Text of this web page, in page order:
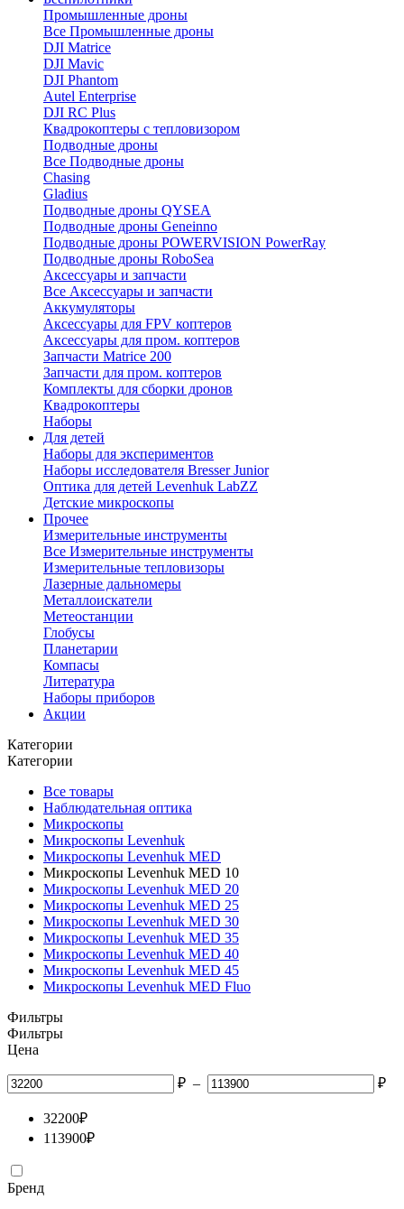
Промышленные дроны
Все Промышленные дроны
DJI Matrice
DJI Mavic
DJI Phantom
Autel Enterprise
DJI RC Plus
Квадрокоптеры с тепловизором
Подводные дроны
Все Подводные дроны
Chasing
Gladius
Подводные дроны QYSEA
Подводные дроны Geneinno
Подводные дроны POWERVISION PowerRay
Подводные дроны RoboSea
Аксессуары и запчасти
Все Аксессуары и запчасти
Аккумуляторы
Аксессуары для FPV коптеров
Аксессуары для пром. коптеров
Запчасти Matrice 200
Запчасти для пром. коптеров
Комплекты для сборки дронов
Квадрокоптеры
Наборы
Для детей
Наборы для экспериментов
Наборы исследователя Bresser Junior
Оптика для детей Levenhuk LabZZ
Детские микроскопы
Прочее
Измерительные инструменты
Все Измерительные инструменты
Измерительные тепловизоры
Лазерные дальномеры
Металлоискатели
Метеостанции
Глобусы
Планетарии
Компасы
Литература
Наборы приборов
Акции
Категории
Категории
Все товары
Наблюдательная оптика
Микроскопы
Микроскопы Levenhuk
Микроскопы Levenhuk MED
Микроскопы Levenhuk MED 10
Микроскопы Levenhuk MED 20
Микроскопы Levenhuk MED 25
Микроскопы Levenhuk MED 30
Микроскопы Levenhuk MED 35
Микроскопы Levenhuk MED 40
Микроскопы Levenhuk MED 45
Микроскопы Levenhuk MED Fluo
Фильтры
Фильтры
Цена
₽ – ₽
32200₽
113900₽
Бренд